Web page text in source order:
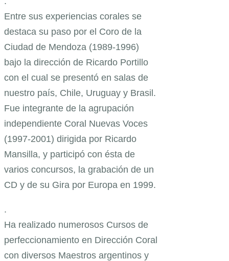
Entre sus experiencias corales se
destaca su paso por el Coro de la
Ciudad de Mendoza (1989-1996)
bajo la dirección de Ricardo Portillo
con el cual se presentó en salas de
nuestro país, Chile, Uruguay y Brasil.
Fue integrante de la agrupación
independiente Coral Nuevas Voces
(1997-2001) dirigida por Ricardo
Mansilla, y participó con ésta de
varios concursos, la grabación de un
CD y de su Gira por Europa en 1999.
.
Ha realizado numerosos Cursos de
perfeccionamiento en Dirección Coral
con diversos Maestros argentinos y